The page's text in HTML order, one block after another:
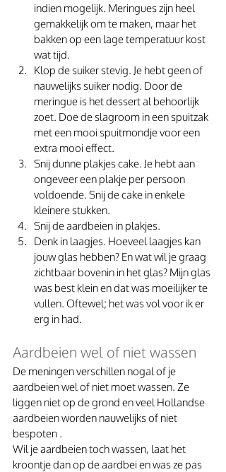
indien mogelijk. Meringues zijn heel
gemakkelijk om te maken, maar het
bakken op een lage temperatuur kost
wat tijd.
Klop de suiker stevig. Je hebt geen of
nauwelijks suiker nodig. Door de
meringue is het dessert al behoorlijk
zoet. Doe de slagroom in een spuitzak
met een mooi spuitmondje voor een
extra mooi effect.
Snij dunne plakjes cake. Je hebt aan
ongeveer een plakje per persoon
voldoende. Snij de cake in enkele
kleinere stukken.
Snij de aardbeien in plakjes.
Denk in laagjes. Hoeveel laagjes kan
jouw glas hebben? En wat wil je graag
zichtbaar bovenin in het glas? Mijn glas
was best klein en dat was moeilijker te
vullen. Oftewel; het was vol voor ik er
erg in had.
Aardbeien wel of niet wassen
De meningen verschillen nogal of je
aardbeien wel of niet moet wassen. Ze
liggen niet op de grond en veel Hollandse
aardbeien worden nauwelijks of niet
bespoten .
Wil je aardbeien toch wassen, laat het
kroontje dan op de aardbei en was ze pas